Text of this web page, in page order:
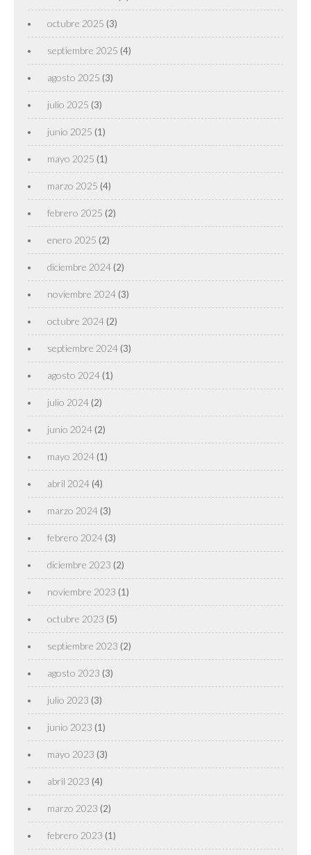
octubre 2025 (3)
septiembre 2025 (4)
agosto 2025 (3)
julio 2025 (3)
junio 2025 (1)
mayo 2025 (1)
marzo 2025 (4)
febrero 2025 (2)
enero 2025 (2)
diciembre 2024 (2)
noviembre 2024 (3)
octubre 2024 (2)
septiembre 2024 (3)
agosto 2024 (1)
julio 2024 (2)
junio 2024 (2)
mayo 2024 (1)
abril 2024 (4)
marzo 2024 (3)
febrero 2024 (3)
diciembre 2023 (2)
noviembre 2023 (1)
octubre 2023 (5)
septiembre 2023 (2)
agosto 2023 (3)
julio 2023 (3)
junio 2023 (1)
mayo 2023 (3)
abril 2023 (4)
marzo 2023 (2)
febrero 2023 (1)